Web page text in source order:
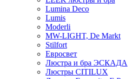
Lumina Deco
Lumis
Moderli
MW-LIGHT, De Markt
Stilfort
Евросвет
Люстра и бра ЭСКАДА
Люстры CITILUX